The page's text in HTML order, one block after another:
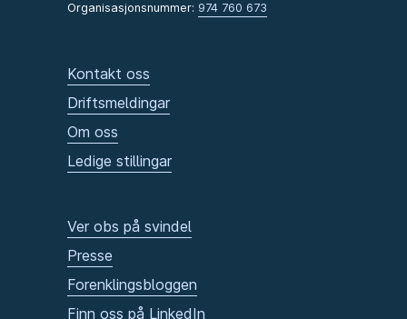
Organisasjonsnummer: 974 760 673
Kontakt oss
Driftsmeldingar
Om oss
Ledige stillingar
Ver obs på svindel
Presse
Forenklingsbloggen
Finn oss på LinkedIn